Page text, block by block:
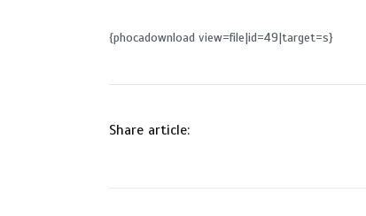
{phocadownload view=file|id=49|target=s}
Share article: